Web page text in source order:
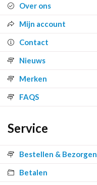
Over ons
Mijn account
Contact
Nieuws
Merken
FAQS
Service
Bestellen & Bezorgen
Betalen